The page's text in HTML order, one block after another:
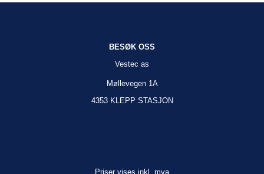
BESØK OSS
Vestec as
Møllevegen 1A
4353 KLEPP STASJON
Priser vises inkl. mva